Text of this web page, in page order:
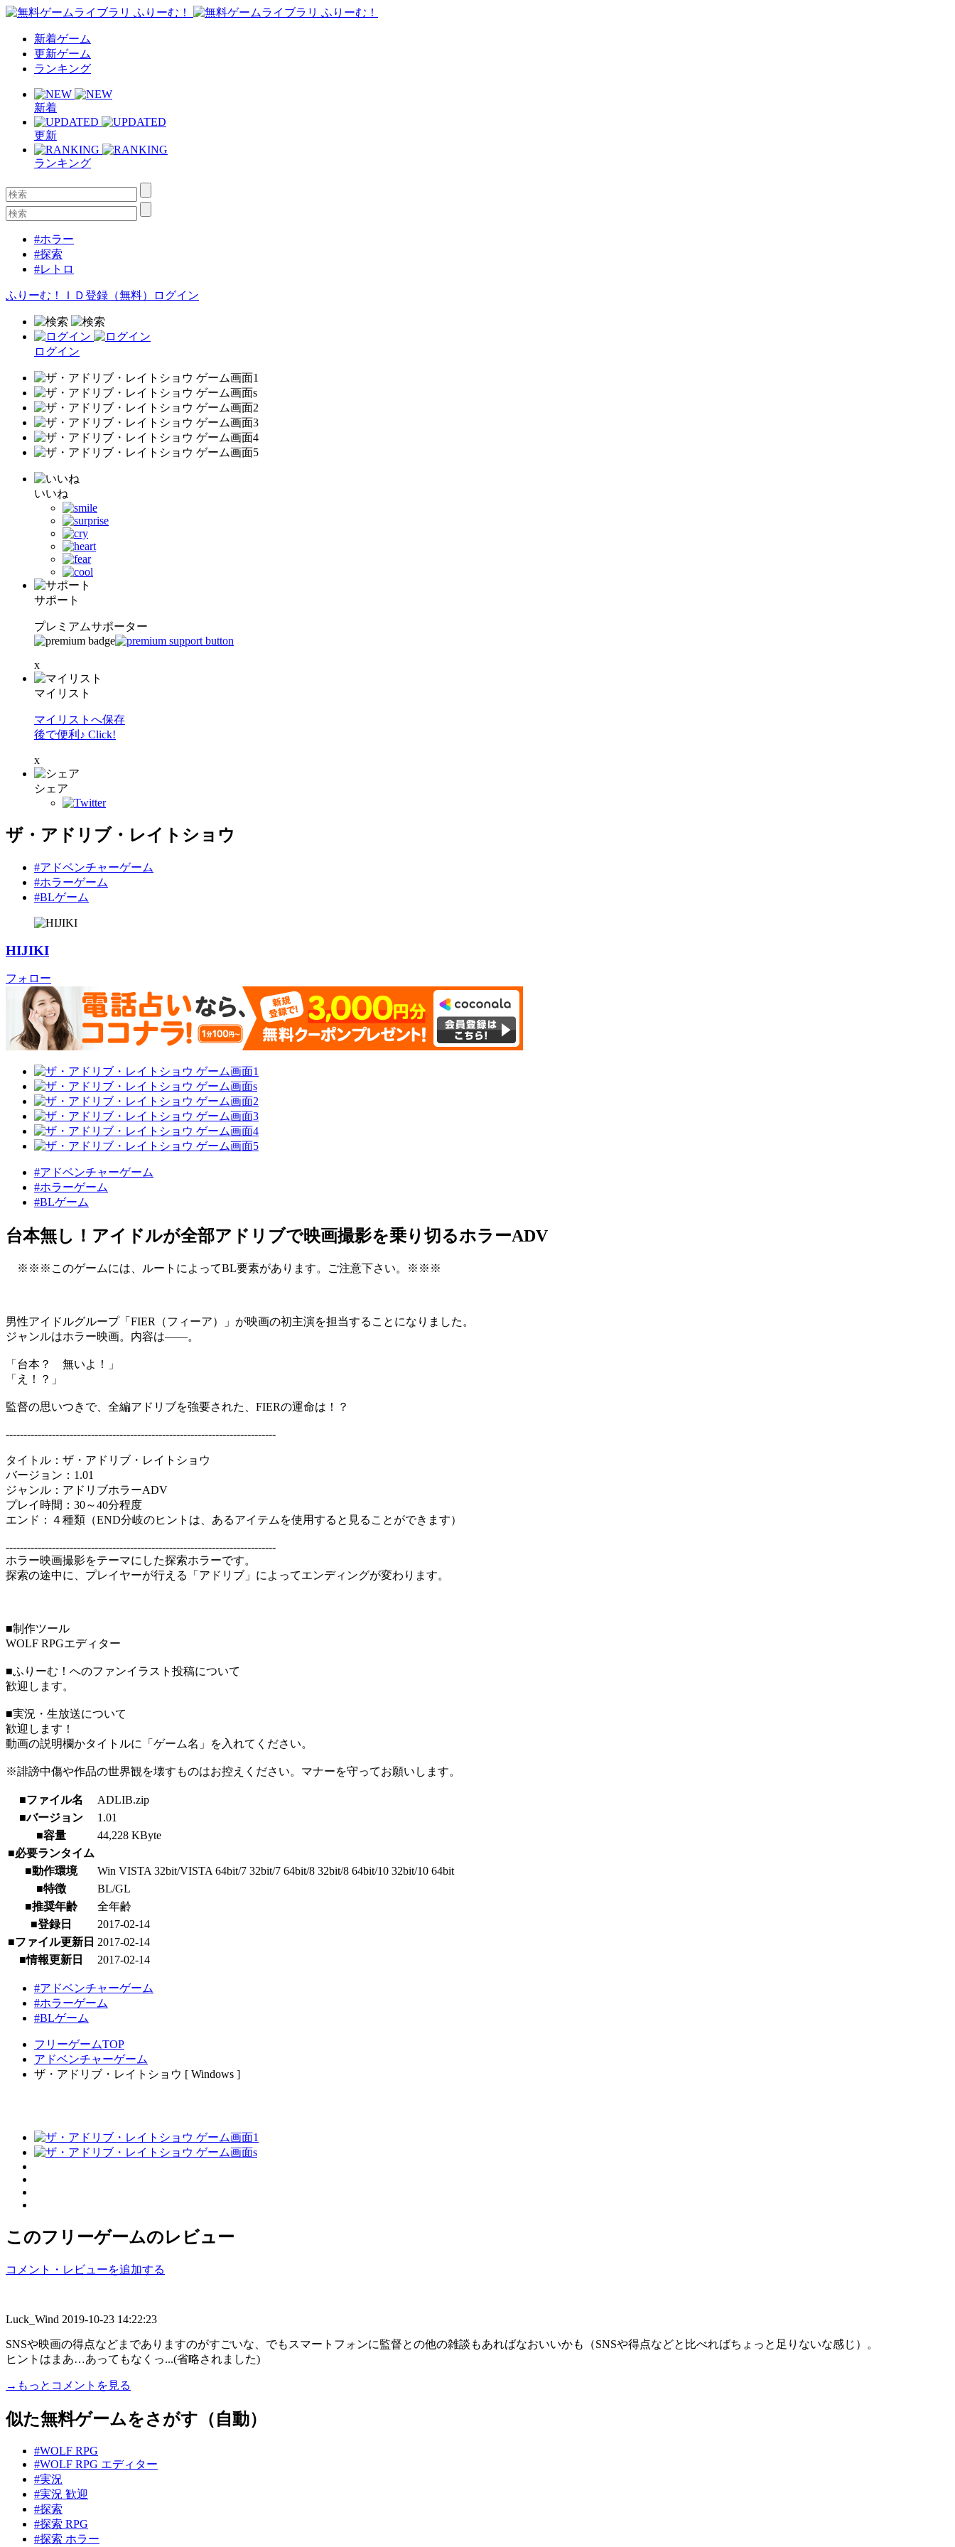
新着ゲーム
更新ゲーム
ランキング
新着
更新
ランキング
#ホラー
#探索
#レトロ
ふりーむ！ＩＤ登録（無料） ログイン
ログイン
いいね
サポート
プレミアムサポーター
x
マイリスト
マイリストへ保存
後で便利♪ Click!
x
シェア
ザ・アドリブ・レイトショウ
#アドベンチャーゲーム
#ホラーゲーム
#BLゲーム
HIJIKI
フォロー
#アドベンチャーゲーム
#ホラーゲーム
#BLゲーム
台本無し！アイドルが全部アドリブで映画撮影を乗り切るホラーADV
※※※このゲームには、ルートによってBL要素があります。ご注意下さい。※※※
男性アイドルグループ「FIER（フィーア）」が映画の初主演を担当することになりました。
ジャンルはホラー映画。内容は――。
「台本？ 無いよ！」
「え！？」
監督の思いつきで、全編アドリブを強要された、FIERの運命は！？
----------------------------------------------------------------------------
タイトル：ザ・アドリブ・レイトショウ
バージョン：1.01
ジャンル：アドリブホラーADV
プレイ時間：30～40分程度
エンド：４種類（END分岐のヒントは、あるアイテムを使用すると見ることができます）
----------------------------------------------------------------------------
ホラー映画撮影をテーマにした探索ホラーです。
探索の途中に、プレイヤーが行える「アドリブ」によってエンディングが変わります。
■制作ツール
WOLF RPGエディター
■ふりーむ！へのファンイラスト投稿について
歓迎します。
■実況・生放送について
歓迎します！
動画の説明欄かタイトルに「ゲーム名」を入れてください。
※誹謗中傷や作品の世界観を壊すものはお控えください。マナーを守ってお願いします。
■ファイル名
ADLIB.zip
■バージョン
1.01
■容量
44,228 KByte
■必要ランタイム
■動作環境
Win VISTA 32bit/VISTA 64bit/7 32bit/7 64bit/8 32bit/8 64bit/10 32bit/10 64bit
■特徴
BL/GL
■推奨年齢
全年齢
■登録日
2017-02-14
■ファイル更新日 2017-02-14
■情報更新日
2017-02-14
#アドベンチャーゲーム
#ホラーゲーム
#BLゲーム
フリーゲームTOP
アドベンチャーゲーム
ザ・アドリブ・レイトショウ [ Windows ]
このフリーゲームのレビュー
コメント・レビューを追加する
Luck_Wind 2019-10-23 14:22:23
SNSや映画の得点などまでありますのがすごいな、でもスマートフォンに監督との他の雑談もあればなおいいかも（SNSや得点などと比べればちょっと足りないな感じ）。
ヒントはまあ…あってもなくっ...(省略されました)
→もっとコメントを見る
似た無料ゲームをさがす（自動）
#WOLF RPG
#WOLF RPG エディター
#実況
#実況 歓迎
#探索
#探索 RPG
#探索 ホラー